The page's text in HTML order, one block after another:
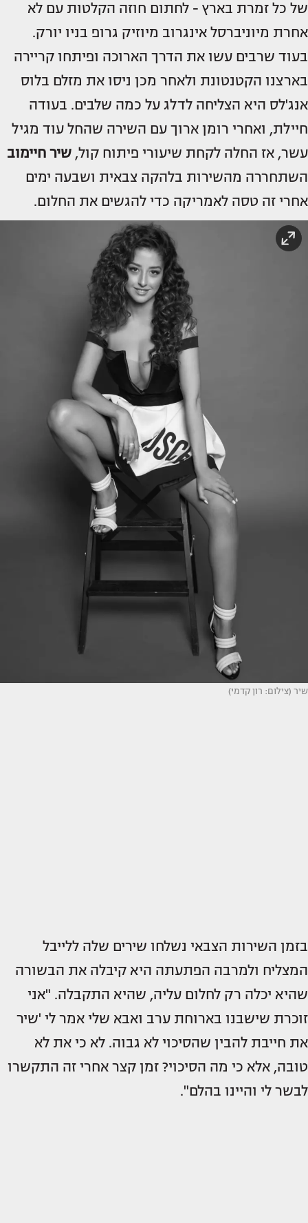
של כל זמרת בארץ - לחתום חוזה הקלטות עם לא
אחרת מיוניברסל אינגרוב מיוזיק גרופ בניו יורק.
בעוד שרבים עשו את הדרך הארוכה ופיתחו קריירה
בארצנו הקטנטונת ולאחר מכן ניסו את מזלם בלוס
אנג'לס היא הצליחה לדלג על כמה שלבים. בעודה
חיילת, ואחרי רומן ארוך עם השירה שהחל עוד מגיל
עשר, אז החלה לקחת שיעורי פיתוח קול, שיר חיימוב
השתחררה מהשירות בלהקה צבאית ושבעה ימים
אחרי זה טסה לאמריקה כדי להגשים את החלום.
שיר (צילום: רון קדמי)
בזמן השירות הצבאי נשלחו שירים שלה ללייבל
המצליח ולמרבה הפתעתה היא קיבלה את הבשורה
שהיא יכלה רק לחלום עליה, שהיא התקבלה. "אני
זוכרת שישבנו בארוחת ערב ואבא שלי אמר לי 'שיר
את חייבת להבין שהסיכוי לא גבוה. לא כי את לא
טובה, אלא כי מה הסיכוי? זמן קצר אחרי זה התקשרו
לבשר לי והיינו בהלם".